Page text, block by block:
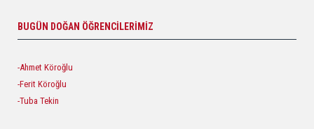
BUGÜN DOĞAN ÖĞRENCILERIMIZ
-Ahmet Köroğlu
-Ferit Köroğlu
-Tuba Tekin